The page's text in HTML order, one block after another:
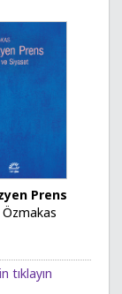
Prens
tıklayın